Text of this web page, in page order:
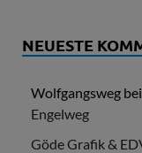
NEUESTE
Wolfgangsweg bei
Engelweg
Göde Grafik &